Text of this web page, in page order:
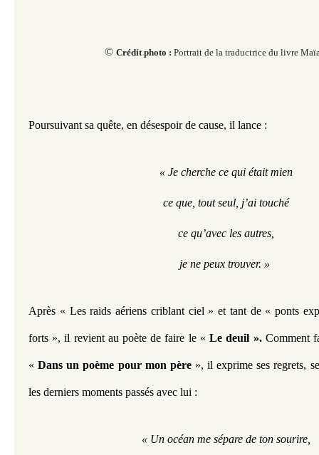
©​​​​​​ Crédit photo : Portrait de la traductrice du livre
Poursuivant sa quête, en désespoir de cause, il lance :
« Je cherche ce qui était mien
ce que, tout seul, j’ai touché
ce qu’avec les autres,
je ne peux trouver. »
Après « Les raids aériens criblant ciel » et tant de « ponts
forts », il revient au poète de faire le « Le deuil ». Comment
« Dans un poème pour mon père », il exprime ses regrets,
les derniers moments passés avec lui :
« Un océan me sépare de ton sourire,